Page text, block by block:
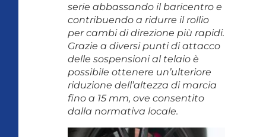
serie abbassando il baricentro e
contribuendo a ridurre il rollio
per cambi di direzione più rapidi.
Grazie a diversi punti di attacco
delle sospensioni al telaio è
possibile ottenere un’ulteriore
riduzione dell’altezza di marcia
fino a 15 mm, ove consentito
dalla normativa locale.